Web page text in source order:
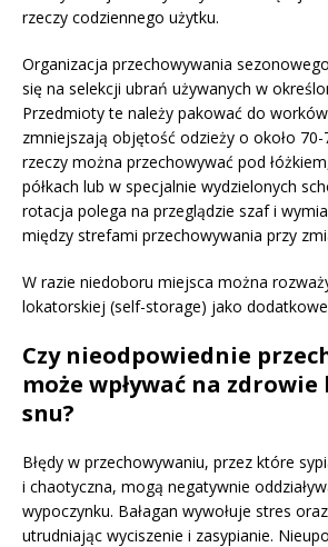
rzeczy codziennego użytku.
Organizacja przechowywania
się na selekcji ubrań używanych w
Przedmioty te należy pakować do
zmniejszają objętość odzieży o około 70-
rzeczy można przechowywać pod
półkach lub w specjalnie wydzielonych
rotacja polega na przeglądzie szaf i
między strefami przechowywania przy
W razie niedoboru miejsca można
lokatorskiej (self-storage) jako
Czy nieodpowiednie
może wpływać na
snu?
Błędy w przechowywaniu, przez które
i chaotyczna, mogą negatywnie
wypoczynku. Bałagan wywołuje stres
utrudniając wyciszenie i zasypianie.